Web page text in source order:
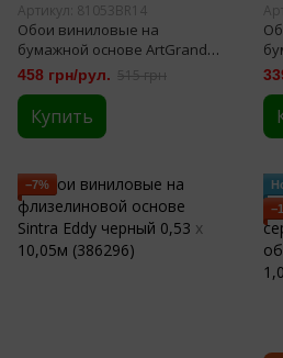
Артикул: 81053BR14
Обои виниловые на
бумажной основе ArtGrand
Bravo Изабелла Декор
кофейный 0,53 х 10,05м
(81053BR14),
458 грн/рул. 515 грн
Купить
х
−7%